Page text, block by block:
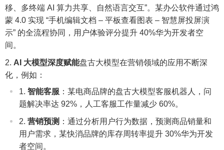
移、多终端 AI 算力共享、自然语言交互”。某办公软件通过鸿
蒙 4.0 实现 “手机编辑文档 – 平板查看图表 – 智慧屏投屏演
示” 的全流程协同，用户体验评分提升 40%华为开发者空
间。
AI 大模型深度赋能盘古大模型在营销领域的应用不断深
化，例如：
智能客服 ：某电商品牌的盘古大模型客服机器人，问
题解决率达 92%，人工客服工作量减少 60%。
营销预测 ：通过分析用户行为数据，预测商品销量和
用户需求，某快消品牌的库存周转率提升 30%华为开发
者空间。